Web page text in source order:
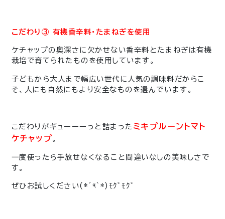
こだわり③ 有機香辛料・たまねぎを使用
ケチャップの奥深さに欠かせない香辛料とたまねぎは有機
栽培で育てられたものを使用しています。
子どもから大人まで幅広い世代に人気の調味料だからこ
そ、人にも自然にもより安全なものを選んでいます。
こだわりがギューーーっと詰まった ミキプルーントマト
ケチャップ。
一度使ったら手放せなくなること間違いなしの美味しさで
す。
ぜひお試しください(*´༥`*)ﾓｸﾞﾓｸﾞ